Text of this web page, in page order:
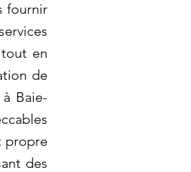
fournir
en
de
Baie-
propre
des